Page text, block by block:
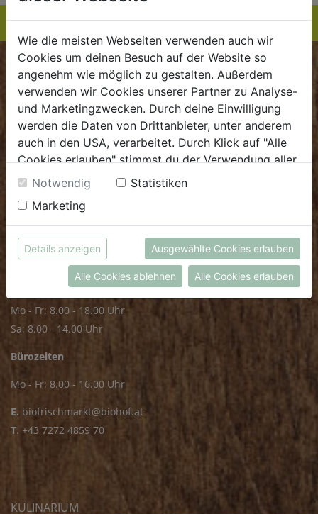
BIOKISTE
Kundenservice
Mo - Do: 8.00 - 16.00 Uhr
Fr: 8.00 - 15.00 Uhr
.dieBiokiste@biohof.at
.+43 7272 2597
FRISCHMARKT
Öffnungszeiten
Mo - Fr: 8.00 - 18.00 Uhr
Sa: 8.00 - 14.00 Uhr
Bürozeiten
Mo - Fr: 8.00 - 16.00 Uhr
E. biofrischmarkt@biohof.at
T. +43 7272 4859 70
KULINARIUM
Wie die meisten Webseiten verwenden auch wir
Cookies um deinen Besuch auf der Website so
angenehm wie möglich zu gestalten. Außerdem
verwenden wir Cookies unserer Partner zu Analyse-
und Marketingzwecken. Durch deine Einwilligung
werden die Daten von Drittanbieter, unter anderem
auch in den USA, verarbeitet. Durch Klick auf "Alle
Cookies erlauben" stimmst du der Verwendung aller
Cookies zu. Unter "Details anzeigen" findest du alle
Infos zu den unterschiedlichen Cookies, du kannst
auch entscheiden, welche Cookies du erlauben
möchtest.
Weitere Informationen findest du in unserer
Datenschutzerklärung
bzw. imImpressum
Notwendig
Statistiken
Marketing
Details anzeigen Ausgewählte Cookies erlauben
Alle Cookies ablehnen Alle Cookies erlauben